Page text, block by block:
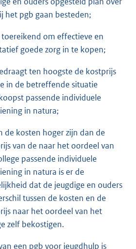
het pgb gaan besteden;
toereikend om effectieve en
goede zorg in te kopen;
ten hoogste de kostprijs
in de betreffende situatie
passende individuele
in natura;
de kosten hoger zijn dan de
van de naar het oordeel van
passende individuele
in natura is er de
dat de jeugdige en ouders
tussen de kosten en de
naar het oordeel van het
zelf bekostigen.
een pgb voor jeugdhulp is